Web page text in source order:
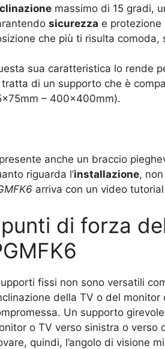
massimo di 15 gradi,
sicurezza e protezione
che più ti risulta comoda,
sua caratteristica lo rende
tratta di un supporto che è
– 400x400mm).
anche un braccio
riguarda l’installazione,
arriva con un video
di forza
fissi non sono versatili
della TV o del
Un supporto
o TV verso sinistra o verso
quindi, l’angolo di visione